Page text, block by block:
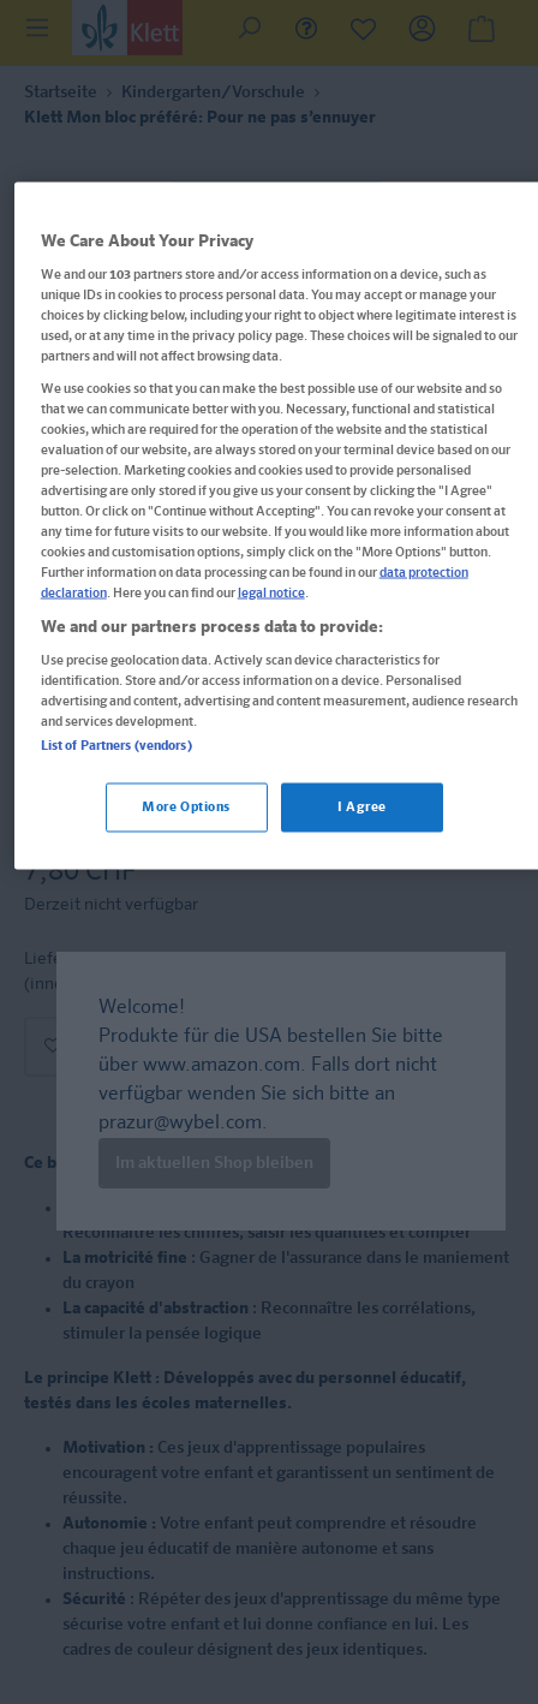
Startseite
Kindergarten/Vorschule
Klett Mon bloc préféré: Pour ne pas s’ennuyer
Im Buch blättern
Klett Mon bloc préféré: Pour ne
pas s’ennuyer
maternelle, À partir de 3 ans, Je peux le faire tout seul !
Block
ISBN: 978-3-12-949783-8
7,80 CHF
Derzeit nicht verfügbar
Lieferung bei Online-Bestellwert ab € 9,95
(innerh. Deutschlands)
In den Warenkorb
Ce bloc "Pour ne pas s'ennuyer" stimule :
Reconnaître les chiffres, saisir les quantités et compter
La motricité fine : Gagner de l'assurance dans le maniement
du crayon
La capacité d'abstraction : Reconnaître les corrélations,
stimuler la pensée logique
Le principe Klett : Développés avec du personnel éducatif,
testés dans les écoles maternelles.
Motivation : Ces jeux d'apprentissage populaires
encouragent votre enfant et garantissent un sentiment de
réussite.
Autonomie : Votre enfant peut comprendre et résoudre
chaque jeu éducatif de manière autonome et sans
instructions.
Sécurité : Répéter des jeux d'apprentissage du même type
sécurise votre enfant et lui donne confiance en lui. Les
cadres de couleur désignent des jeux identiques.
Welcome!
Produkte für die USA bestellen Sie bitte
über www.amazon.com. Falls dort nicht
verfügbar wenden Sie sich bitte an
prazur@wybel.com.
Im aktuellen Shop bleiben
We Care About Your Privacy
We and our103partners store and/or access information on a device, such as
unique IDs in cookies to process personal data. You may accept or manage your
choices by clicking below, including your right to object where legitimate interest is
used, or at any time in the privacy policy page. These choices will be signaled to our
partners and will not affect browsing data.
We use cookies so that you can make the best possible use of our website and so
that we can communicate better with you. Necessary, functional and statistical
cookies, which are required for the operation of the website and the statistical
evaluation of our website, are always stored on your terminal device based on our
pre-selection. Marketing cookies and cookies used to provide personalised
advertising are only stored if you give us your consent by clicking the "I Agree"
button. Or click on "Continue without Accepting". You can revoke your consent at
any time for future visits to our website. If you would like more information about
cookies and customisation options, simply click on the "More Options" button.
Further information on data processing can be found in ourdata protection
declaration. Here you can find our legal notice.
We and our partners process data to provide:
Use precise geolocation data. Actively scan device characteristics for
identification. Store and/or access information on a device. Personalised
advertising and content, advertising and content measurement, audience research
and services development.
List of Partners (vendors)
I Agree
More Options